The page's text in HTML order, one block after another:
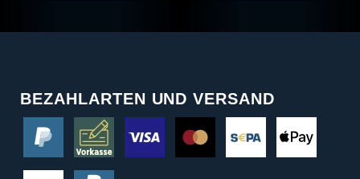
BEZAHLARTEN UND VERSAND